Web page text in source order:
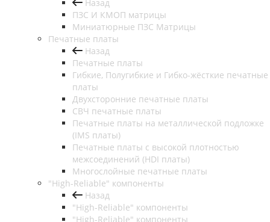
Назад
ПЗС И КМОП матрицы
Миниатюрные ПЗС Матрицы
Печатные платы
Назад
Печатные платы
Гибкие, Полугибкие и Гибко-жёсткие печатные
платы
Двухсторонние печатные платы
СВЧ печатные платы
Печатные платы на металлической подложке
(IMS платы)
Печатные платы с высокой плотностью
межсоединений (HDI платы)
Многослойные печатные платы
"High-Reliable" компоненты
Назад
"High-Reliable" компоненты
"High-Reliable" компоненты